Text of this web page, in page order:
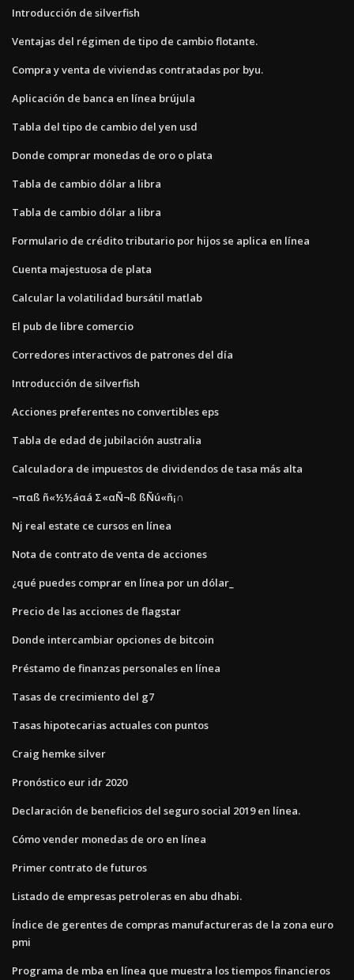
Introducción de silverfish
Ventajas del régimen de tipo de cambio flotante.
Compra y venta de viviendas contratadas por byu.
Aplicación de banca en línea brújula
Tabla del tipo de cambio del yen usd
Donde comprar monedas de oro o plata
Tabla de cambio dólar a libra
Tabla de cambio dólar a libra
Formulario de crédito tributario por hijos se aplica en línea
Cuenta majestuosa de plata
Calcular la volatilidad bursátil matlab
El pub de libre comercio
Corredores interactivos de patrones del día
Introducción de silverfish
Acciones preferentes no convertibles eps
Tabla de edad de jubilación australia
Calculadora de impuestos de dividendos de tasa más alta
¬παß ñ«½½áαá Σ«αÑ¬ß ßÑú«ñ¡∩
Nj real estate ce cursos en línea
Nota de contrato de venta de acciones
¿qué puedes comprar en línea por un dólar_
Precio de las acciones de flagstar
Donde intercambiar opciones de bitcoin
Préstamo de finanzas personales en línea
Tasas de crecimiento del g7
Tasas hipotecarias actuales con puntos
Craig hemke silver
Pronóstico eur idr 2020
Declaración de beneficios del seguro social 2019 en línea.
Cómo vender monedas de oro en línea
Primer contrato de futuros
Listado de empresas petroleras en abu dhabi.
Índice de gerentes de compras manufactureras de la zona euro
pmi
Programa de mba en línea que muestra los tiempos financieros